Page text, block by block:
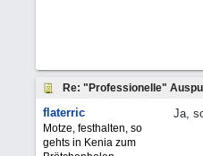
Re: "Professionelle"
flaterric
Motze, festhalten, so
gehts in Kenia zum
Ja,